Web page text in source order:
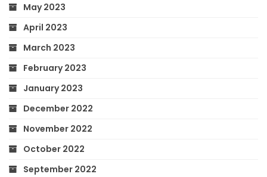
May 2023
April 2023
March 2023
February 2023
January 2023
December 2022
November 2022
October 2022
September 2022